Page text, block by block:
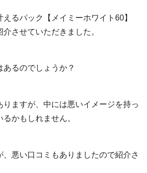
えるパック【メイミーホワイト60】
介させていただきました。
あるのでしょうか？
りますが、中には悪いイメージを持っ
かもしれません。
悪い口コミもありましたので紹介さ